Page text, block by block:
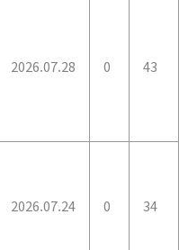
2026.07.28 0 43
2026.07.24 0 34